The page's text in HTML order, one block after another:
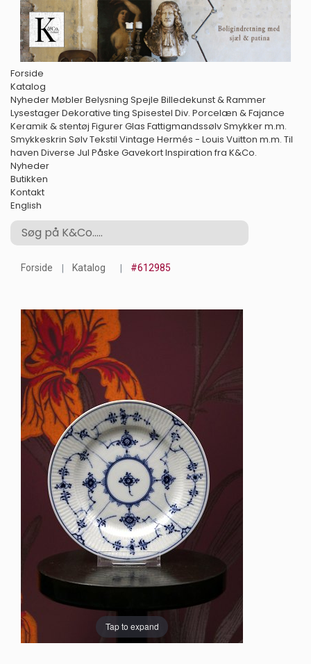
Forside
Katalog
NyhederMøblerBelysning Spejle Billedekunst & Rammer
LysestagerDekorative ting Spisestel Div. Porcelæn & Fajance
Keramik & stentøj FigurerGlas FattigmandssølvSmykker m.m.
Smykkeskrin SølvTekstil Vintage Hermés - Louis Vuitton m.m. Til
haven Diverse Jul Påske GavekortInspiration fra K&Co.
Nyheder
Butikken
Kontakt
English
Forside Katalog #612985
Tap to expand